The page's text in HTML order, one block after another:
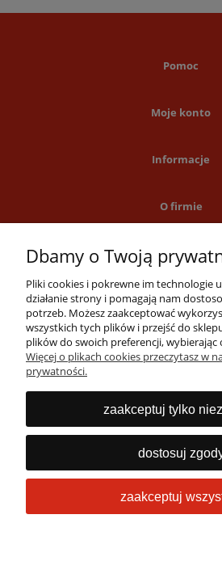
Pomoc
Moje konto
Informacje
O firmie
Masz pytania?
Zadzwoń lub
Dbamy o Twoją
Pliki cookies i pokrewne im technologie
działanie strony i pomagają nam
potrzeb. Możesz zaakceptować
wszystkich tych plików i przejść do
plików do swoich preferencji, wybierając
Więcej o plikach cookies przeczytasz w
prywatności.
zaakceptuj tylko
dostosuj
zaakceptuj